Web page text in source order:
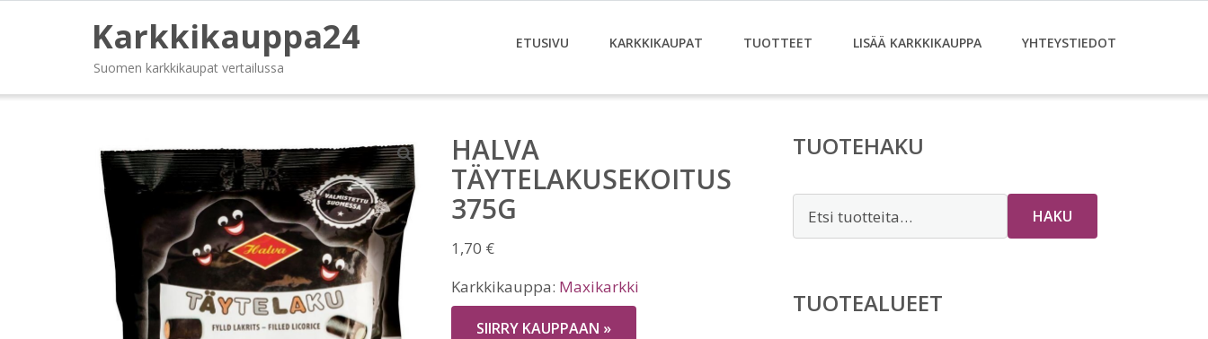
Karkkikauppa24
Suomen karkkikaupat vertailussa
ETUSIVU KARKKIKAUPAT TUOTTEET LISÄÄ KARKKIKAUPPA YHTEYSTIEDOT
HALVA
TÄYTELAKUSEKOITUS
375G
1,70 €
Karkkikauppa: Maxikarkki
SIIRRY KAUPPAAN »
TUOTEHAKU
HAKU
TUOTEALUEET